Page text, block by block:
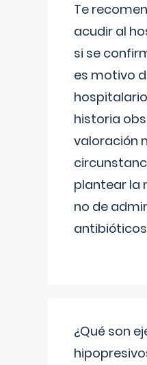
Te
acudir al
si se
es motivo
historia
valoración
plantear la
no de
¿Qué son